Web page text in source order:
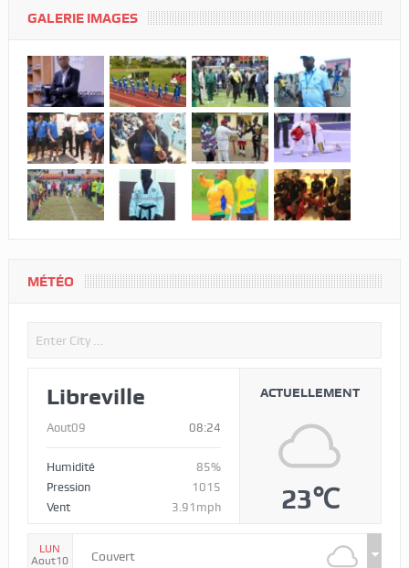
GALERIE IMAGES
MÉTÉO
Libreville
Aout09 08:24
Humidité
85%
Pression
1015
Vent
3.91mph
ACTUELLEMENT
23℃
LUN
Aout10
Couvert